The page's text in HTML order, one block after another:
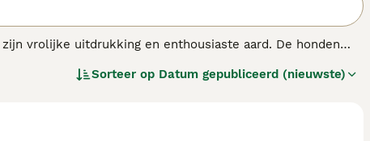
vrolijke uitdrukking en enthousiaste aard. De honden
bescherming biedt tegen alles seizoenen.
Sorteer op Datum gepubliceerd (nieuwste)